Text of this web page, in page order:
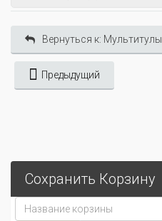
Вернуться к: Мультитулы
Предыдущий
Сохранить Корзину